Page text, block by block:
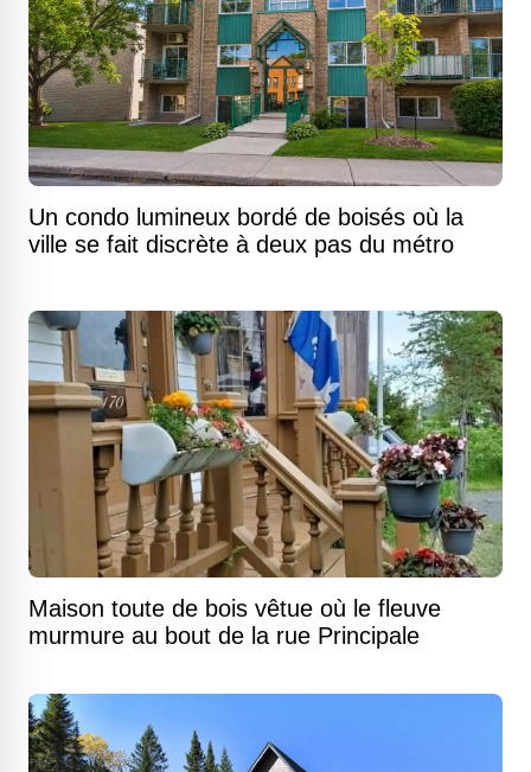
Un condo lumineux bordé de boisés où la
ville se fait discrète à deux pas du métro
Maison toute de bois vêtue où le fleuve
murmure au bout de la rue Principale